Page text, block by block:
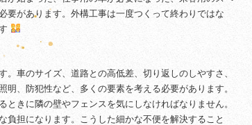
要があります。外構工事は一度つくって終わりではな
車のサイズ、道路との高低差、切り返しのしやすさ、
、防犯性など、多くの要素を考える必要があります。
きに隣の壁やフェンスを気にしなければなりません。
担になります。こうした細かな不便を解決すること